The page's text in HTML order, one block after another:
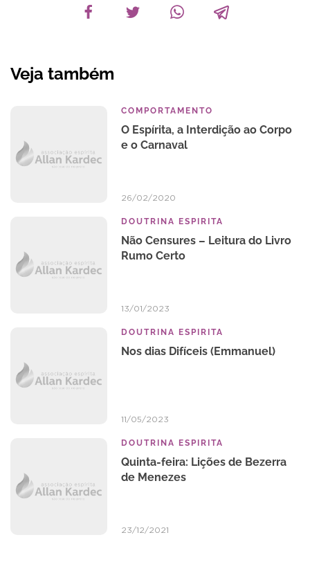
Veja também
COMPORTAMENTO
O Espírita, a Interdição ao Corpo
e o Carnaval
26/02/2020
DOUTRINA ESPIRITA
Não Censures – Leitura do Livro
Rumo Certo
13/01/2023
DOUTRINA ESPIRITA
Nos dias Difíceis (Emmanuel)
11/05/2023
DOUTRINA ESPIRITA
Quinta-feira: Lições de Bezerra
de Menezes
23/12/2021